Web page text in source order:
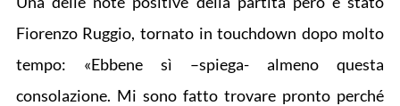
Fiorenzo Ruggio, tornato in touchdown dopo molto
tempo: «Ebbene sì –spiega- almeno questa
consolazione. Mi sono fatto trovare pronto perché